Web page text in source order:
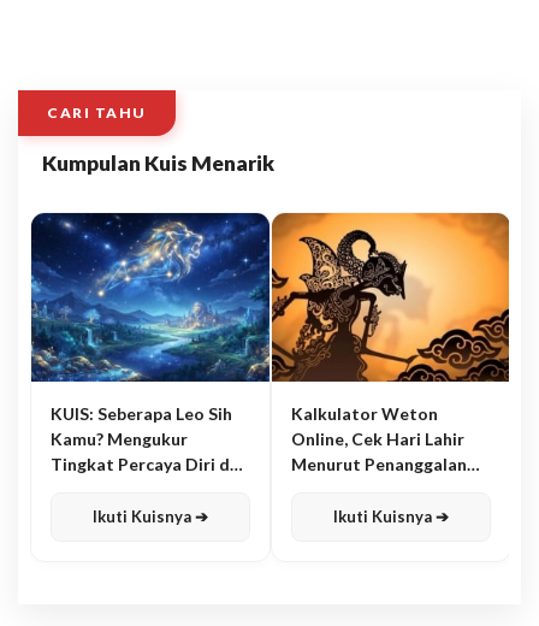
CARI TAHU
Kumpulan Kuis Menarik
KUIS: Seberapa Leo Sih
Kamu? Mengukur
Tingkat Percaya Diri dan
Ikuti Kuisnya ➔
Kalkulator Weton
Online, Cek Hari Lahir
Menurut Penanggalan
Ikuti Kuisnya ➔